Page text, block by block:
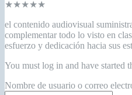
★★★★★
el contenido audiovisual
complementar todo lo visto en
esfuerzo y dedicación hacia sus
You must log in and have started
Nombre de usuario o correo